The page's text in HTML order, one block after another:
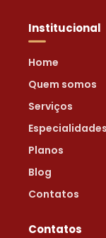
Institucional
Home
Quem somos
Serviços
Especialidades
Planos
Blog
Contatos
Contatos